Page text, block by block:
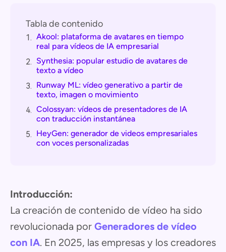
Tabla de contenido
1. Akool: plataforma de avatares en tiempo
real para vídeos de IA empresarial
2. Synthesia: popular estudio de avatares de
texto a vídeo
3. Runway ML: vídeo generativo a partir de
texto, imagen o movimiento
4. Colossyan: vídeos de presentadores de IA
con traducción instantánea
5. HeyGen: generador de videos empresariales
con voces personalizadas
Introducción:
La creación de contenido de vídeo ha sido
revolucionada por Generadores de vídeo
con IA. En 2025, las empresas y los creadores